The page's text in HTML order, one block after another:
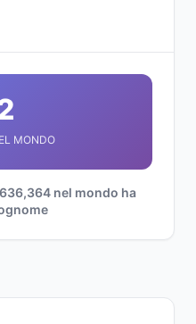
MONDO
nel mondo ha